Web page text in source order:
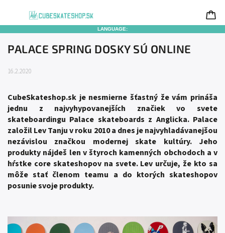
LANGUAGE:
PALACE SPRING DOSKY SÚ ONLINE
16.2.2020
CubeSkateshop.sk je nesmierne šťastný že vám prináša
jednu z najvyhypovanejších značiek vo svete
skateboardingu Palace skateboards z Anglicka. Palace
založil Lev Tanju v roku 2010 a dnes je najvyhladávanejšou
nezávislou značkou modernej skate kultúry. Jeho
produkty nájdeš len v štyroch kamenných obchodoch a v
hŕstke core skateshopov na svete. Lev určuje, že kto sa
môže stať členom teamu a do ktorých skateshopov
posunie svoje produkty.